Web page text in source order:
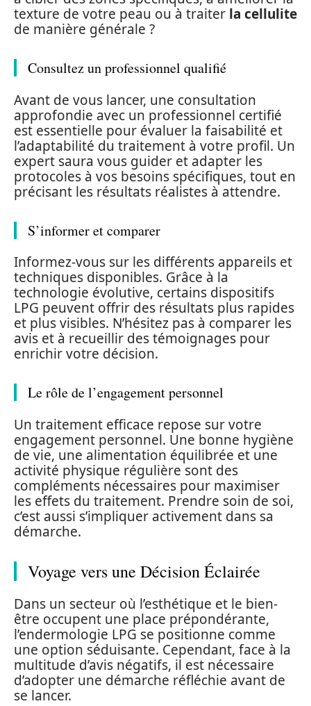
texture de votre peau ou à traiter la cellulite
de manière générale ?
Consultez un professionnel qualifié
Avant de vous lancer, une consultation
approfondie avec un professionnel certifié
est essentielle pour évaluer la faisabilité et
l’adaptabilité du traitement à votre profil. Un
expert saura vous guider et adapter les
protocoles à vos besoins spécifiques, tout en
précisant les résultats réalistes à attendre.
S’informer et comparer
Informez-vous sur les différents appareils et
techniques disponibles. Grâce à la
technologie évolutive, certains dispositifs
LPG peuvent offrir des résultats plus rapides
et plus visibles. N’hésitez pas à comparer les
avis et à recueillir des témoignages pour
enrichir votre décision.
Le rôle de l’engagement personnel
Un traitement efficace repose sur votre
engagement personnel. Une bonne hygiène
de vie, une alimentation équilibrée et une
activité physique régulière sont des
compléments nécessaires pour maximiser
les effets du traitement. Prendre soin de soi,
c’est aussi s’impliquer activement dans sa
démarche.
Voyage vers une Décision Éclairée
Dans un secteur où l’esthétique et le bien-
être occupent une place prépondérante,
l’endermologie LPG se positionne comme
une option séduisante. Cependant, face à la
multitude d’avis négatifs, il est nécessaire
d’adopter une démarche réfléchie avant de
se lancer.